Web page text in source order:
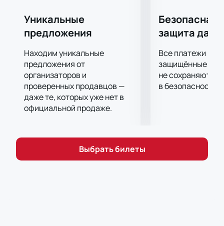
Уникальные
предложения
Находим уникальные
предложения от
организаторов и
проверенных продавцов —
даже те, которых уже нет в
официальной продаже.
Безопасная
защита
Все платежи
защищённые
не сохраняются
в безопасности.
Выбрать билеты